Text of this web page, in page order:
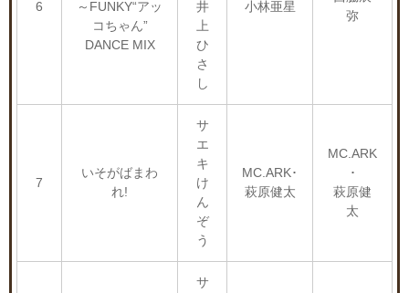
6
～FUNKY“アッ
コちゃん”
DANCE MIX
井
上
ひ
さ
し
小林亜星
弥
7
いそがばまわ
れ!
サ
エ
キ
け
ん
ぞ
う
MC.ARK･
萩原健太
MC.ARK
･
萩原健
太
サ